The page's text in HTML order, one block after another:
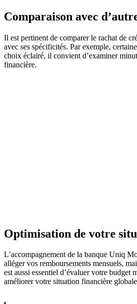
Comparaison avec
Il est pertinent de comparer le rachat de
avec ses spécificités. Par exemple,
choix éclairé, il convient d’examiner
financière.
Optimisation de votre
L’accompagnement de la banque Uniq
alléger vos remboursements mensuels,
est aussi essentiel d’évaluer votre
améliorer votre situation financière